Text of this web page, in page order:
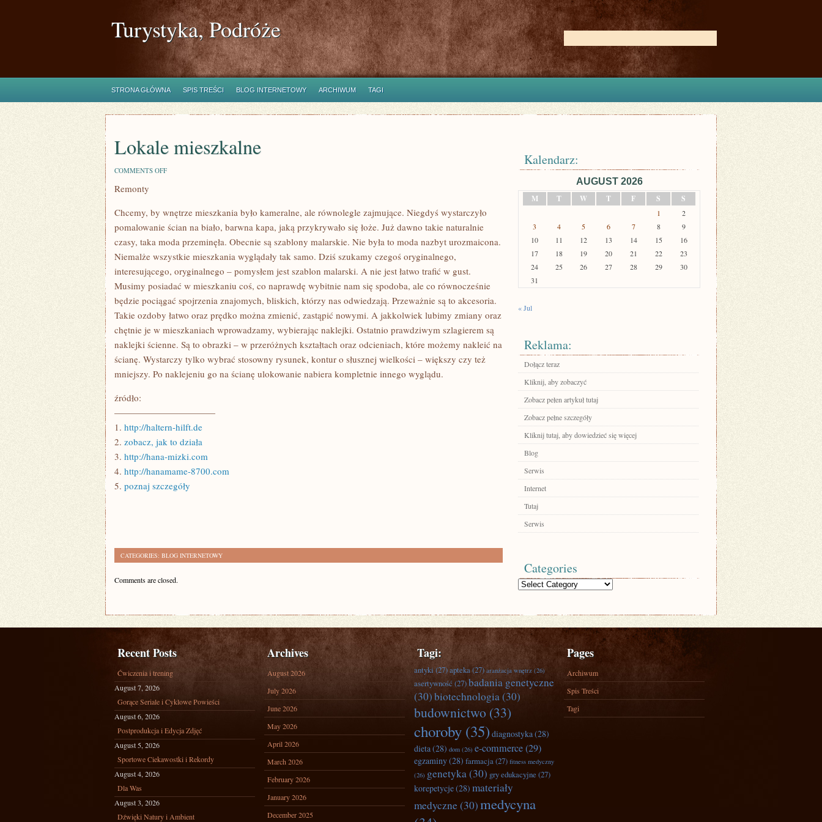
Turystyka, Podróże
STRONA GŁÓWNA SPIS TREŚCI BLOG INTERNETOWY ARCHIWUM TAGI
Lokale mieszkalne
COMMENTS OFFON
Remonty
Chcemy, by wnętrze mieszkania było kameralne, ale równolegle zajmujące. Niegdyś wystarczyło
pomalowanie ścian na biało, barwna kapa, jaką przykrywało się łoże. Już dawno takie naturalnie
czasy, taka moda przeminęła. Obecnie są szablony malarskie. Nie była to moda nazbyt urozmaicona.
Niemalże wszystkie mieszkania wyglądały tak samo. Dziś szukamy czegoś oryginalnego,
interesującego, oryginalnego – pomysłem jest szablon malarski. A nie jest łatwo trafić w gust.
Musimy posiadać w mieszkaniu coś, co naprawdę wybitnie nam się spodoba, ale co równocześnie
będzie pociągać spojrzenia znajomych, bliskich, którzy nas odwiedzają. Przeważnie są to akcesoria.
Takie ozdoby łatwo oraz prędko można zmienić, zastąpić nowymi. A jakkolwiek lubimy zmiany oraz
chętnie je w mieszkaniach wprowadzamy, wybierając naklejki. Ostatnio prawdziwym szlagierem są
naklejki ścienne. Są to obrazki – w przeróżnych kształtach oraz odcieniach, które możemy nakleić na
ścianę. Wystarczy tylko wybrać stosowny rysunek, kontur o słusznej wielkości – większy czy też
mniejszy. Po naklejeniu go na ścianę ulokowanie nabiera kompletnie innego wyglądu.
źródło:
———————————
1. http://haltern-hilft.de
2. zobacz, jak to działa
3. http://hana-mizki.com
4. http://hanamame-8700.com
5. poznaj szczegóły
CATEGORIES: BLOG INTERNETOWY
Comments are closed.
Kalendarz:
AUGUST 2026
M
T W T F S S
1
2
3
4 5 6 7 8
9
10
11 12 13 14 15
16
17
18 19 20 21 22
23
24
25 26 27 28 29
30
31
« Jul
Reklama:
Dołącz teraz
Kliknij, aby zobaczyć
Zobacz pełen artykuł tutaj
Zobacz pełne szczegóły
Kliknij tutaj, aby dowiedzieć się więcej
Blog
Serwis
Internet
Tutaj
Serwis
Categories
Categories
Recent Posts
Ćwiczenia i trening
August 7, 2026
Gorące Seriale i Cyklowe Powieści
August 6, 2026
Postprodukcja i Edycja Zdjęć
August 5, 2026
Sportowe Ciekawostki i Rekordy
August 4, 2026
Dla Was
August 3, 2026
Dźwięki Natury i Ambient
Archives
August 2026
July 2026
June 2026
May 2026
April 2026
March 2026
February 2026
January 2026
December 2025
Tagi:
antyki(27)apteka(27) aranżacja wnętrz (26)
asertywność (27)badania genetyczne
(30)biotechnologia(30)
budownictwo (33)
choroby (35) diagnostyka(28)
dieta(28) dom (26) e-commerce(29)
egzaminy(28) farmacja(27) fitness medyczny
(26) genetyka(30) gry edukacyjne (27)
korepetycje(28) materiały
medyczne (30)medycyna
Pages
Archiwum
Spis Treści
Tagi